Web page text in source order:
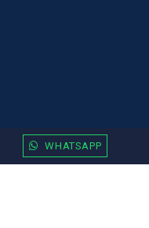
WHATSAPP